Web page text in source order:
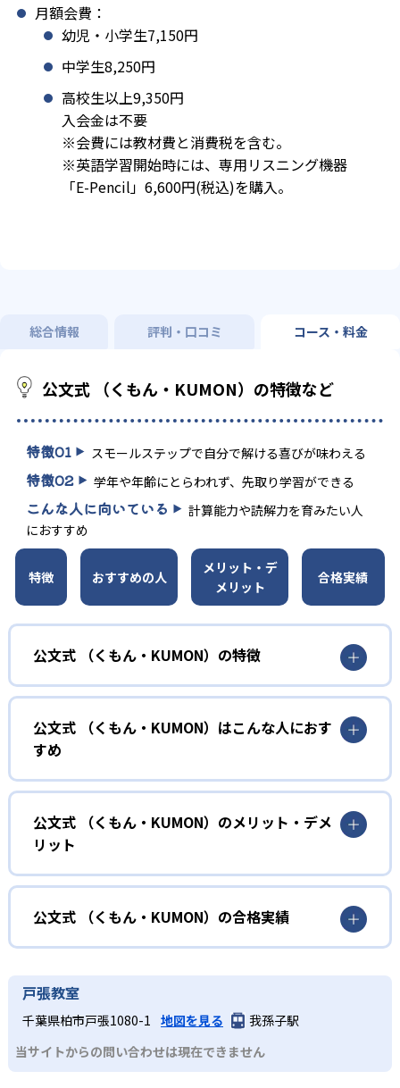
月額会費：
幼児・小学生7,150円
中学生8,250円
高校生以上9,350円
入会金は不要
※会費には教材費と消費税を含む。
※英語学習開始時には、専用リスニング機器
「E-Pencil」6,600円(税込)を購入。
総合情報 評判・口コミ コース・料金
公文式 （くもん・KUMON）の特徴など
特徴01 スモールステップで自分で解ける喜びが味わえる
特徴02 学年や年齢にとらわれず、先取り学習ができる
こんな人に向いている
計算能力や読解力を育みたい人
におすすめ
特徴 おすすめの人
メリット・デ
メリット
合格実績
公文式 （くもん・KUMON）の特徴
01
無学年式の学力別学習
KUMONでは、年齢や学年にとらわれずに、一人ひとりの学
力に応じたレベルから学習を始めている。
確実に100点が取れるレベルから少しずつ難易度を上げてい
しさを経験できる。
KUMONの教材は、簡単な問題から高度な問題へと、スモー
ルステップで進んでいけるよう工夫されている。このスタ
イルは子どもの学習意欲をかき立てるため、教えてもらう
という受け身の姿勢ではなく、自ら進んで学ぶ姿勢を身に
つけられるだろう。
また、自学学習スタイルで学ぶ子どもたちは、自らの学習
課題に気がつくようになる。学年を超えた範囲も学習でき
03 フレキシブルな受講スタイル
公文式 （くもん・KUMON）はこんな人におす
すめ
幼児
小学校に入る準備をしたい幼児向け
KUMONでは細かいステップに分かれた教材で、わかる楽し
さを経験しながら無理なく力を高めていける。
性格や学習への取り組み姿勢に合わせて内容も調整するた
め、小学校に入ってもつまずきにくい学力を身につけられ
るだろう。
中学に向けて苦手教科を克服したい子ども向け
KUMONでは経験豊富な先生が、子どものやる気を引き出せ
る。苦手な科目でも自分で解けた達成感を味わうことで、
少しずつ苦手意識を克服できるだろう。
公文式 （くもん・KUMON）のメリット・デメ
リット
どんなメリットがある？
KUMONでは自学自習スタイルで勉強するため、集中力や目
標に向かって頑張りやり抜く力を育むことができる。ま
た、年齢や学年にとらわれずに自分の学力に相応したレベ
ルから学習できるため、難しすぎてやる気を損ねたり、簡
単すぎて退屈することもない。
どんなデメリットがある？
KUMONでは、中高生のクラスでも数学・英語・国語の3教
科に限られるため、その他の教科に関しては他塾を検討す
公文式 （くもん・KUMON）の合格実績
KUMONは、公式サイトでは合格実績は公開していない。志
望校への実績があるかどうかは、通う予定の教室に問い合
わせたい。
戸張教室
千葉県柏市戸張1080-1 地図を見る
我孫子駅
当サイトからの問い合わせは現在できません